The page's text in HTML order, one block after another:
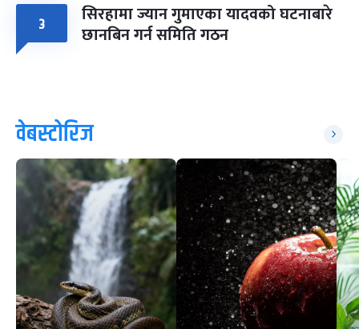
३ सिरहामा ज्यान गुमाएका यादवको घटनाबारे
छानबिन गर्न समिति गठन
वेबस्टोरिज